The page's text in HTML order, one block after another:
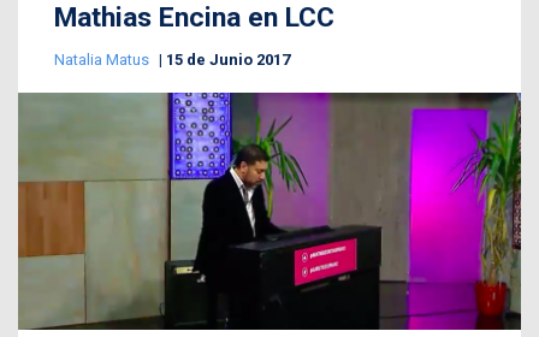
Mathias Encina en LCC
Natalia Matus 15 de Junio 2017